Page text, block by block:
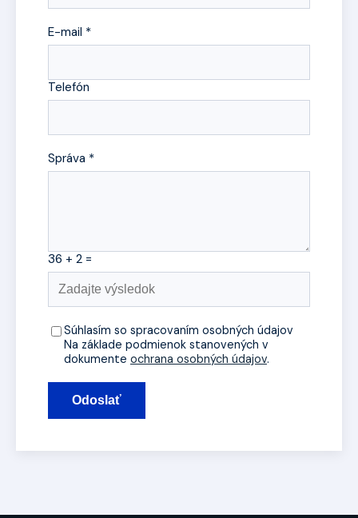
E-mail *
Telefón
Správa *
36 + 2 =
Súhlasím so spracovaním osobných údajov
Na základe podmienok stanovených v
dokumente ochrana osobných údajov.
Odoslať